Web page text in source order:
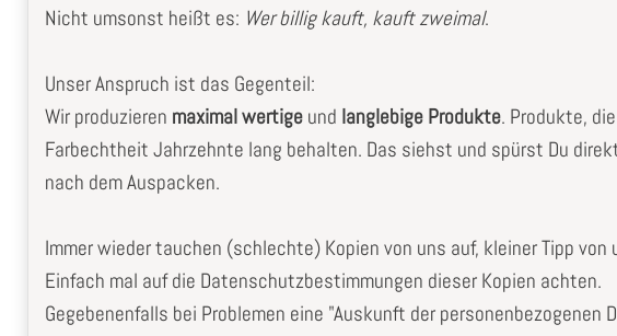
Nicht umsonst heißt es: Wer billig kauft, kauft zweimal.
Unser Anspruch ist das Gegenteil:
Wir produzieren maximal wertigeund langlebige Produkte. Produkte,
Farbechtheit Jahrzehnte lang behalten. Das siehst und spürst Du
nach dem Auspacken.
Immer wieder tauchen (schlechte) Kopien von uns auf, kleiner Tipp von
Einfach mal auf die Datenschutzbestimmungen dieser Kopien achten.
Gegebenenfalls bei Problemen eine "Auskunft der personenbezogenen